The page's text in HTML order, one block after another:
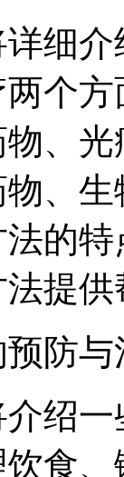
细
个
、
、
的
提供
防
绍
食